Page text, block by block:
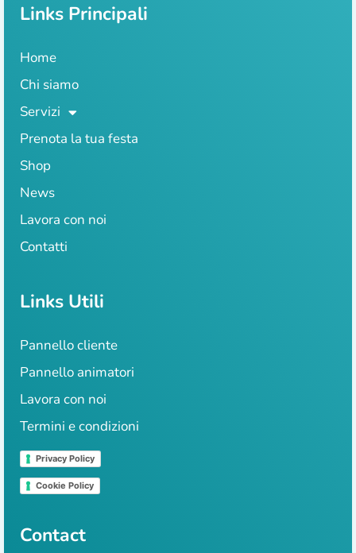
Links Principali
Home
Chi siamo
Servizi
Prenota la tua festa
Shop
News
Lavora con noi
Contatti
Links Utili
Pannello cliente
Pannello animatori
Lavora con noi
Termini e condizioni
Privacy Policy
Cookie Policy
Contact